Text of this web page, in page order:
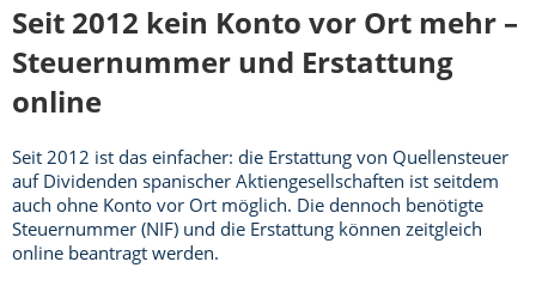
Seit 2012 kein Konto vor Ort mehr –
Steuernummer und Erstattung
online
Seit 2012 ist das einfacher: die Erstattung von Quellensteuer
auf Dividenden spanischer Aktiengesellschaften ist seitdem
auch ohne Konto vor Ort möglich. Die dennoch benötigte
Steuernummer (NIF) und die Erstattung können zeitgleich
online beantragt werden.